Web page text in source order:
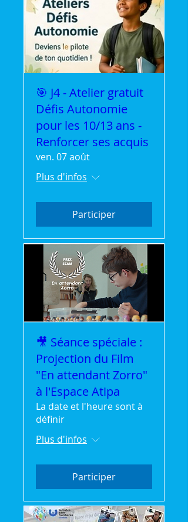
🎯 J4 - Atelier gratuit
Défis Autonomie
pour les 10/13 ans -
Renforcer ses acquis
ven. 07 août
Plus d'infos
Participer
🎥 Séance spéciale :
Projection du Film
"En attendant Zorro"
à l'Espace Atipa
La date et l'heure sont à
définir
Plus d'infos
Participer